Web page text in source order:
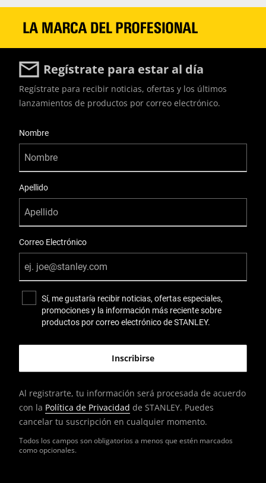
Regístrate para estar al día
Todos los campos son obligatorios a menos que estén marcados
como opcionales.
Regístrate para recibir noticias, ofertas y los últimos
lanzamientos de productos por correo electrónico.
Nombre
Apellido
Correo Electrónico
Sí, me gustaría recibir noticias, ofertas especiales,
promociones y la información más reciente sobre
productos por correo electrónico de STANLEY.
Al registrarte, tu información será procesada de acuerdo
con la Política de Privacidad de STANLEY. Puedes
cancelar tu suscripción en cualquier momento.